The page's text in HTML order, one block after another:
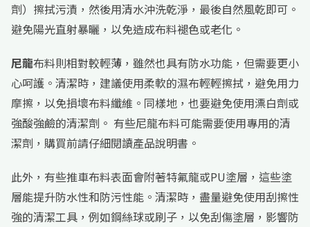
劑）擦拭污漬，然後用清水沖洗乾淨，最後自然風乾即可。
避免陽光直射暴曬，以免造成布料褪色或老化。
尼龍布料則相對較輕薄，雖然也具有防水功能，但需要更小
心呵護。清潔時，建議使用柔軟的濕布輕輕擦拭，避免用力
摩擦，以免損壞布料纖維。同樣地，也要避免使用漂白劑或
強酸強鹼的清潔劑。 有些尼龍布料可能需要使用專用的清
潔劑，購買前請仔細閱讀產品說明書。
此外，有些推車布料表面會附著特氟龍或PU塗層，這些塗
層能提升防水性和防污性能。清潔時，盡量避免使用刮擦性
強的清潔工具，例如鋼絲球或刷子，以免刮傷塗層，影響防